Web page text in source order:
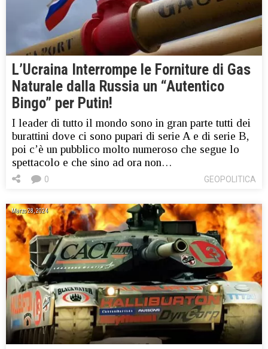
L’Ucraina Interrompe le Forniture di Gas
Naturale dalla Russia un “Autentico
Bingo” per Putin!
I leader di tutto il mondo sono in gran parte tutti dei
burattini dove ci sono pupari di serie A e di serie B,
poi c’è un pubblico molto numeroso che segue lo
spettacolo e che sino ad ora non…
GEOPOLITICA
0
Marzo 28, 2024